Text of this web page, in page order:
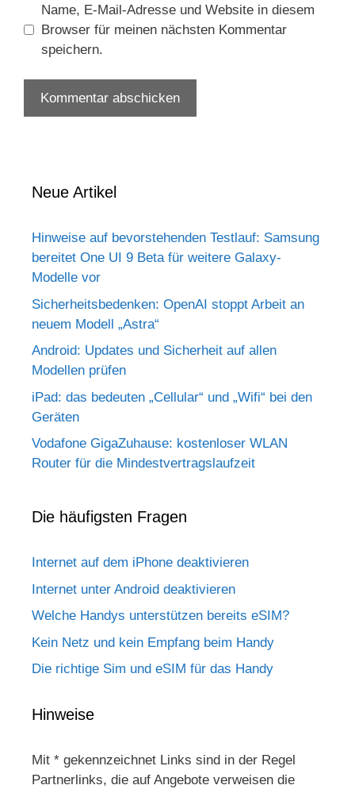
Name, E-Mail-Adresse und Website in diesem
Browser für meinen nächsten Kommentar
speichern.
Neue Artikel
Hinweise auf bevorstehenden Testlauf: Samsung
bereitet One UI 9 Beta für weitere Galaxy-
Modelle vor
Sicherheitsbedenken: OpenAI stoppt Arbeit an
neuem Modell „Astra“
Android: Updates und Sicherheit auf allen
Modellen prüfen
iPad: das bedeuten „Cellular“ und „Wifi“ bei den
Geräten
Vodafone GigaZuhause: kostenloser WLAN
Router für die Mindestvertragslaufzeit
Die häufigsten Fragen
Internet auf dem iPhone deaktivieren
Internet unter Android deaktivieren
Welche Handys unterstützen bereits eSIM?
Kein Netz und kein Empfang beim Handy
Die richtige Sim und eSIM für das Handy
Hinweise
Mit * gekennzeichnet Links sind in der Regel
Partnerlinks, die auf Angebote verweisen die